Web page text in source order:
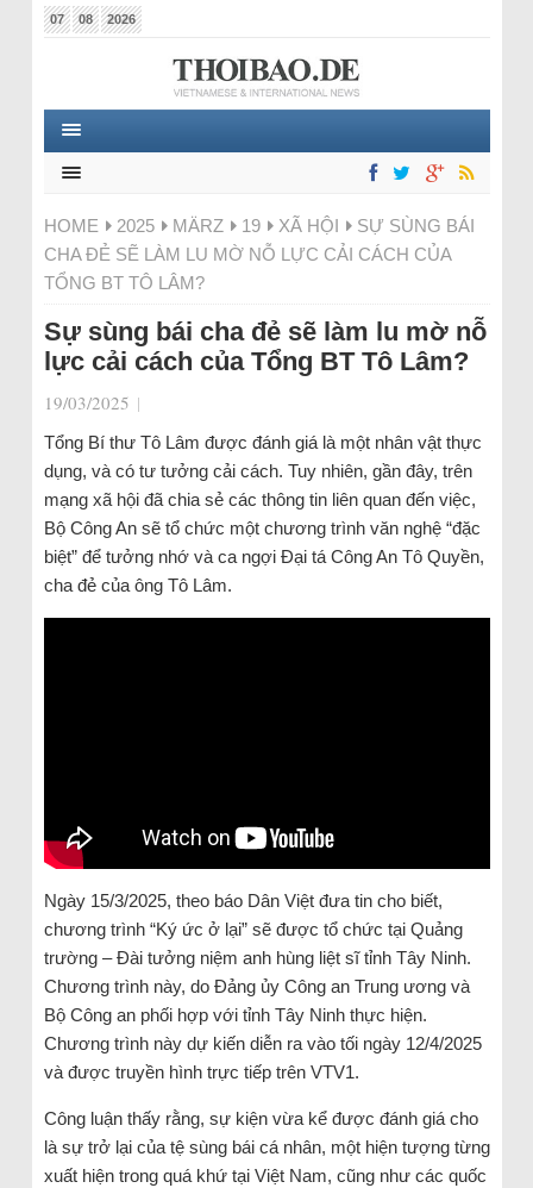
07 08 2026
HOME 2025 MÄRZ 19 XÃ HỘI
SỰ SÙNG BÁI
CHA ĐẺ SẼ LÀM LU MỜ NỖ LỰC CẢI CÁCH CỦA
TỔNG BT TÔ LÂM?
Sự sùng bái cha đẻ sẽ làm lu mờ nỗ
lực cải cách của Tổng BT Tô Lâm?
19/03/2025 |
Tổng Bí thư Tô Lâm được đánh giá là một nhân vật thực
dụng, và có tư tưởng cải cách. Tuy nhiên, gần đây, trên
mạng xã hội đã chia sẻ các thông tin liên quan đến việc,
Bộ Công An sẽ tổ chức một chương trình văn nghệ “đặc
biệt” để tưởng nhớ và ca ngợi Đại tá Công An Tô Quyền,
cha đẻ của ông Tô Lâm.
Ngày 15/3/2025, theo báo Dân Việt đưa tin cho biết,
chương trình “Ký ức ở lại” sẽ được tổ chức tại Quảng
trường – Đài tưởng niệm anh hùng liệt sĩ tỉnh Tây Ninh.
Chương trình này, do Đảng ủy Công an Trung ương và
Bộ Công an phối hợp với tỉnh Tây Ninh thực hiện.
Chương trình này dự kiến diễn ra vào tối ngày 12/4/2025
và được truyền hình trực tiếp trên VTV1.
Công luận thấy rằng, sự kiện vừa kể được đánh giá cho
là sự trở lại của tệ sùng bái cá nhân, một hiện tượng từng
xuất hiện trong quá khứ tại Việt Nam, cũng như các quốc